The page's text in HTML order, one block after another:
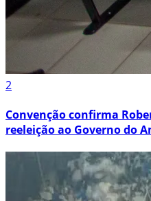
2
Convenção confirma
reeleição ao Governo do